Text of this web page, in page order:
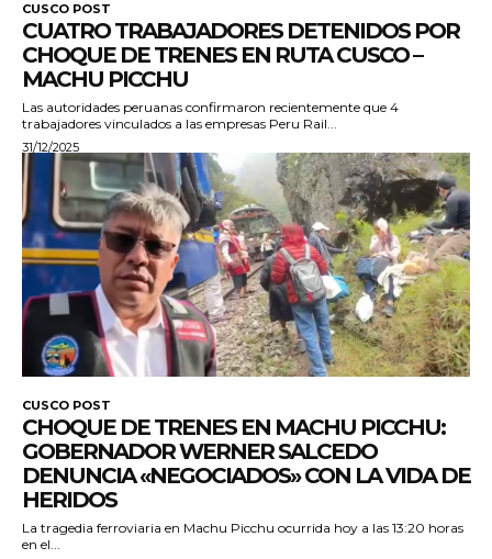
CUSCO POST
CUATRO TRABAJADORES DETENIDOS POR
CHOQUE DE TRENES EN RUTA CUSCO –
MACHU PICCHU
Las autoridades peruanas confirmaron recientemente que 4
trabajadores vinculados a las empresas Peru Rail...
31/12/2025
CUSCO POST
CHOQUE DE TRENES EN MACHU PICCHU:
GOBERNADOR WERNER SALCEDO
DENUNCIA «NEGOCIADOS» CON LA VIDA DE
HERIDOS
La tragedia ferroviaria en Machu Picchu ocurrida hoy a las 13:20 horas
en el...